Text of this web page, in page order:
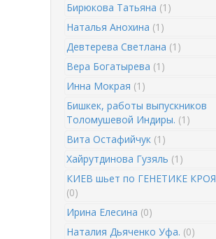
Бирюкова Татьяна (1)
Наталья Анохина (1)
Девтерева Светлана (1)
Вера Богатырева (1)
Инна Мокрая (1)
Бишкек, работы выпускников
Толомушевой Индиры. (1)
Вита Остафийчук (1)
Хайрутдинова Гузяль (1)
КИЕВ шьет по ГЕНЕТИКЕ КРОЯ
(0)
Ирина Елесина (0)
Наталия Дьяченко Уфа. (0)